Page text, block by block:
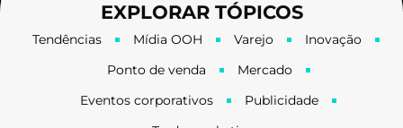
EXPLORAR TÓPICOS
Tendências Mídia OOH Varejo
Inovação
Ponto de venda
Mercado
Eventos corporativos
Publicidade